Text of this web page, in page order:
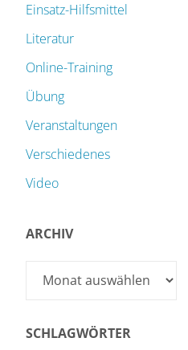
Einsatz-Hilfsmittel
Literatur
Online-Training
Übung
Veranstaltungen
Verschiedenes
Video
ARCHIV
Archiv
SCHLAGWÖRTER